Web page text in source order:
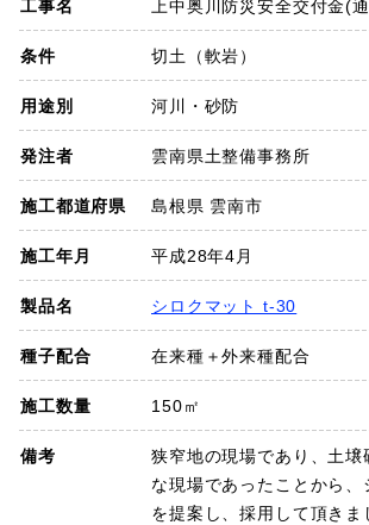
会社概要
お知らせ
採用情報
プライバシーポリシー
お問い合わせ
工事名 上中奥川防災安全交付金(
条件 切土（軟岩）
用途別 河川・砂防
発注者 雲南県土整備事務所
施工都道府県 島根県 雲南市
施工年月 平成28年4月
製品名 シロクマット t-30
種子配合 在来種＋外来種配合
施工数量 150㎡
備考
狭窄地の現場であり、土壌
な現場であったことから
を提案し、採用して頂きま